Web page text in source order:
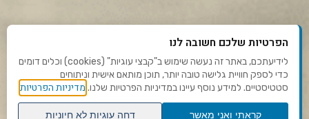
תנאי שימוש ומדיניות פרטיות
פנו אלינו
הפרטיות שלכם חשובה לנו
לידיעתכם, באתר זה נעשה שימוש ב"קבצי עוגיות" (cookies) וכלים דומים
כדי לספק חוויית גלישה טובה יותר, תוכן מותאם אישית וניתוחים
סטטיסטיים. למידע נוסף עיינו במדיניות הפרטיות שלנו. מדיניות הפרטיות
קראתי ואני מאשר דחה עוגיות לא חיוניות